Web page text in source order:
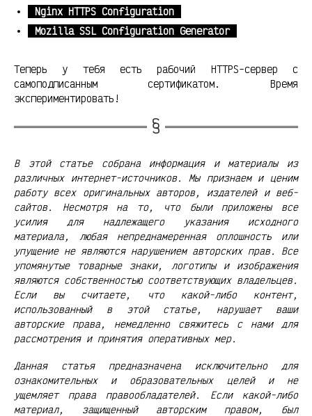
Nginx HTTPS Configuration
Mozilla SSL Configuration Generator
Теперь у тебя есть рабочий HTTPS-сервер с
самоподписанным сертификатом. Время
экспериментировать!
В этой статье собрана информация и материалы из
различных интернет-источников. Мы признаем и ценим
работу всех оригинальных авторов, издателей и веб-
сайтов. Несмотря на то, что были приложены все
усилия для надлежащего указания исходного
материала, любая непреднамеренная оплошность или
упущение не являются нарушением авторских прав. Все
упомянутые товарные знаки, логотипы и изображения
являются собственностью соответствующих владельцев.
Если вы считаете, что какой-либо контент,
использованный в этой статье, нарушает ваши
авторские права, немедленно свяжитесь с нами для
рассмотрения и принятия оперативных мер.
Данная статья предназначена исключительно для
ознакомительных и образовательных целей и не
ущемляет права правообладателей. Если какой-либо
материал, защищенный авторским правом, был